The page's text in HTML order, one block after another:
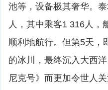
池等，设备极其奢华。
人，其中乘客1 316人，
顺利地航行。但第5天，
的冰川，最终沉入大西
尼克号》而更加令世人